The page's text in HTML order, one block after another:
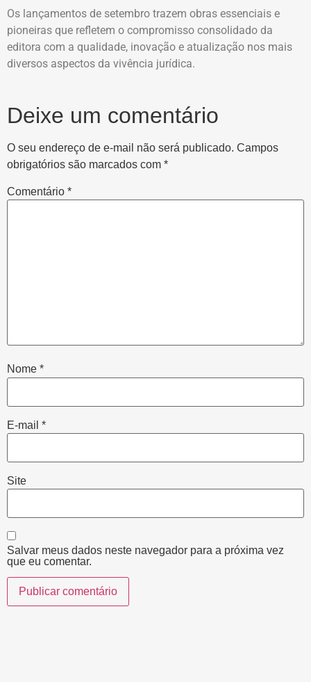
Os lançamentos de setembro trazem obras essenciais e
pioneiras que refletem o compromisso consolidado da
editora com a qualidade, inovação e atualização nos mais
diversos aspectos da vivência jurídica.
Deixe um comentário
O seu endereço de e-mail não será publicado. Campos
obrigatórios são marcados com *
Comentário *
Nome *
E-mail *
Site
Salvar meus dados neste navegador para a próxima vez
que eu comentar.